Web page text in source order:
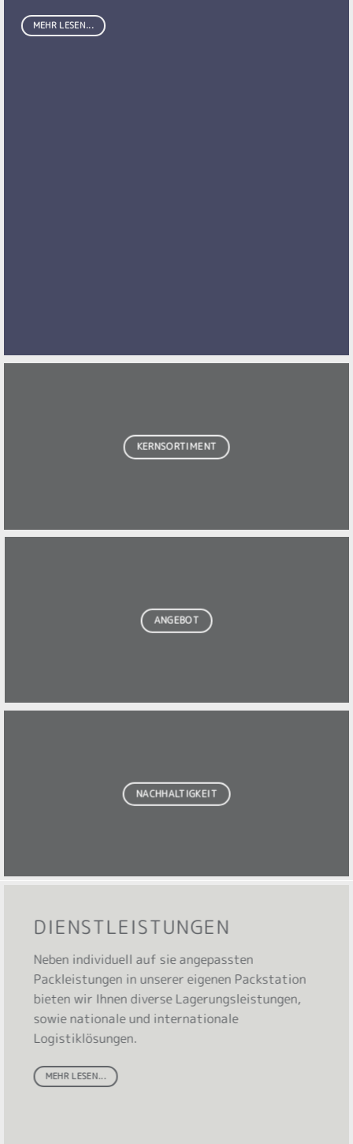
MEHR LESEN...
KERNSORTIMENT
ANGEBOT
NACHHALTIGKEIT
DIENSTLEISTUNGEN
Neben individuell auf sie angepassten
Packleistungen in unserer eigenen Packstation
bieten wir Ihnen diverse Lagerungsleistungen,
sowie nationale und internationale
Logistiklösungen.
MEHR LESEN...